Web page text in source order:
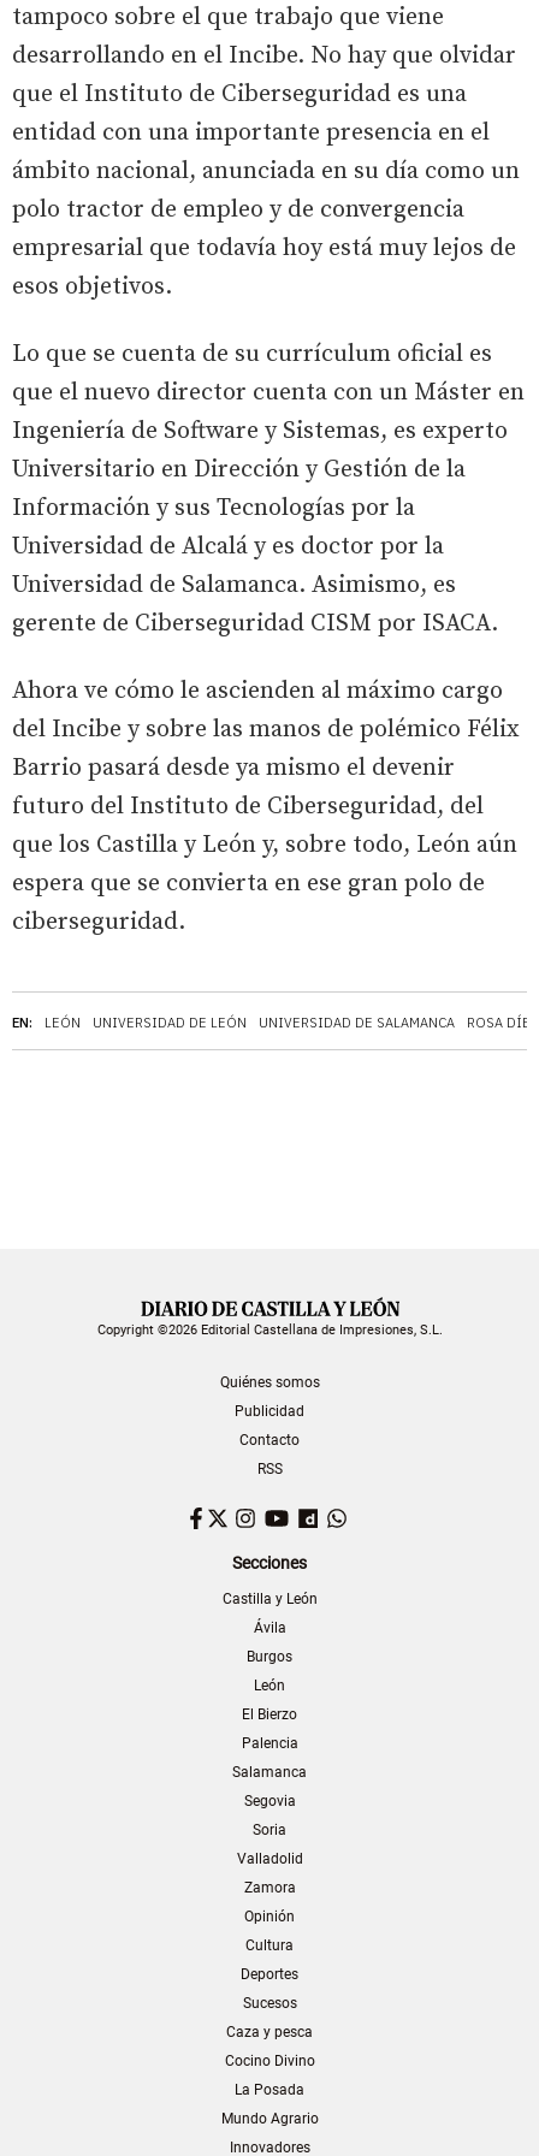
EN: LEÓN UNIVERSIDAD DE LEÓN UNIVERSIDAD DE SALAMANCA ROSA DÍEZ
tampoco sobre el que trabajo que viene
desarrollando en el Incibe. No hay que olvidar
que el Instituto de Ciberseguridad es una
entidad con una importante presencia en el
ámbito nacional, anunciada en su día como un
polo tractor de empleo y de convergencia
empresarial que todavía hoy está muy lejos de
esos objetivos.
Lo que se cuenta de su currículum oficial es
que el nuevo director cuenta con un Máster en
Ingeniería de Software y Sistemas, es experto
Universitario en Dirección y Gestión de la
Información y sus Tecnologías por la
Universidad de Alcalá y es doctor por la
Universidad de Salamanca. Asimismo, es
gerente de Ciberseguridad CISM por ISACA.
Ahora ve cómo le ascienden al máximo cargo
del Incibe y sobre las manos de polémico Félix
Barrio pasará desde ya mismo el devenir
futuro del Instituto de Ciberseguridad, del
que los Castilla y León y, sobre todo, León aún
espera que se convierta en ese gran polo de
ciberseguridad.
Copyright ©2026 Editorial Castellana de Impresiones, S.L.
Quiénes somos
Publicidad
Contacto
RSS
Facebook
TwitterInstagram
YouTubeDailymotion
Secciones
Castilla y León
Ávila
Burgos
León
El Bierzo
Palencia
Salamanca
Segovia
Soria
Valladolid
Zamora
Opinión
Cultura
Deportes
Sucesos
Caza y pesca
Cocino Divino
La Posada
Mundo Agrario
Innovadores